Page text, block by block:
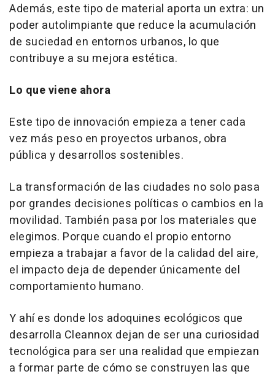
Además, este tipo de material aporta un extra: un
poder autolimpiante que reduce la acumulación
de suciedad en entornos urbanos, lo que
contribuye a su mejora estética.
Lo que viene ahora
Este tipo de innovación empieza a tener cada
vez más peso en proyectos urbanos, obra
pública y desarrollos sostenibles.
La transformación de las ciudades no solo pasa
por grandes decisiones políticas o cambios en la
movilidad. También pasa por los materiales que
elegimos. Porque cuando el propio entorno
empieza a trabajar a favor de la calidad del aire,
el impacto deja de depender únicamente del
comportamiento humano.
Y ahí es donde los adoquines ecológicos que
desarrolla Cleannox dejan de ser una curiosidad
tecnológica para ser una realidad que empiezan
a formar parte de cómo se construyen las que